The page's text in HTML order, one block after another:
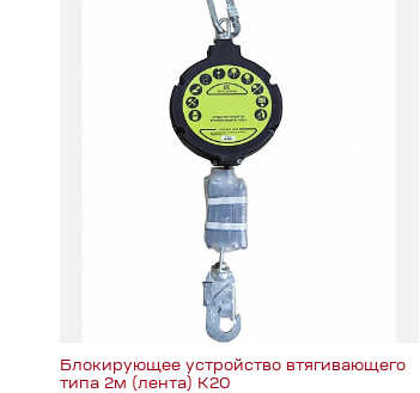
Блокирующее устройство втягивающего
типа 2м (лента) К20